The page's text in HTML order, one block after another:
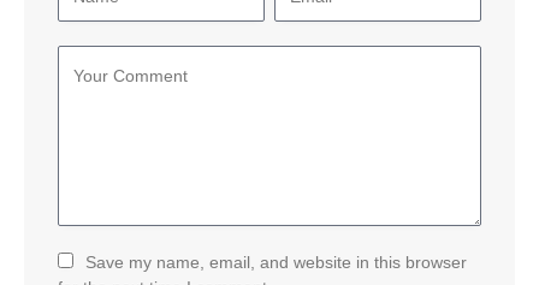
Save my name, email, and website in this browser